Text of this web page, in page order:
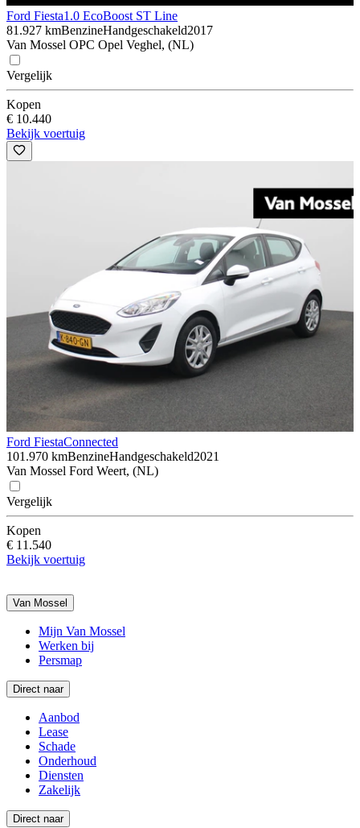
Ford Fiesta1.0 EcoBoost ST Line
81.927 kmBenzineHandgeschakeld2017
Van Mossel OPC Opel Veghel, (NL)
Vergelijk
Kopen
€ 10.440
Bekijk voertuig
Ford FiestaConnected
101.970 kmBenzineHandgeschakeld2021
Van Mossel Ford Weert, (NL)
Vergelijk
Kopen
€ 11.540
Bekijk voertuig
Van Mossel
Mijn Van Mossel
Werken bij
Persmap
Direct naar
Aanbod
Lease
Schade
Onderhoud
Diensten
Zakelijk
Direct naar